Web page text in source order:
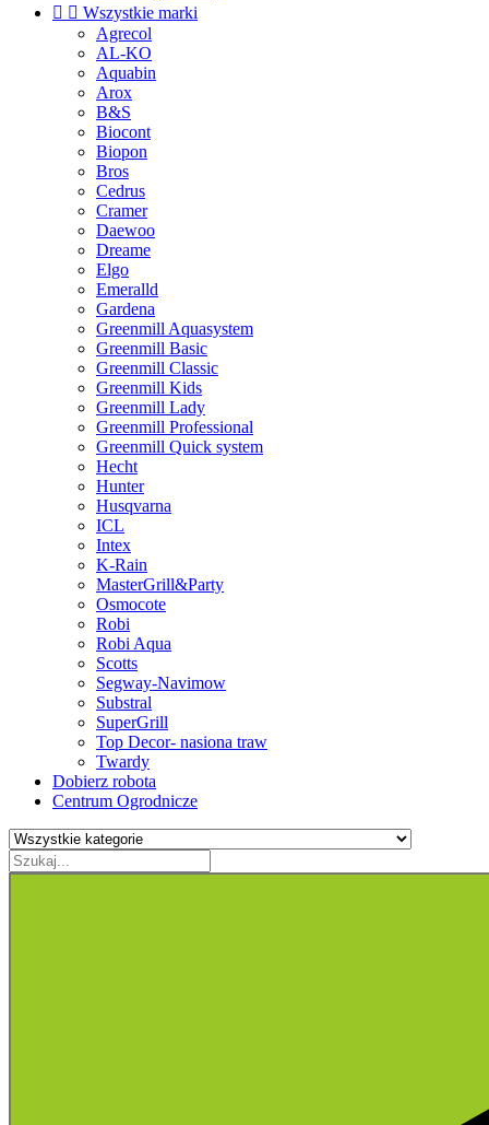
  Wszystkie marki
Agrecol
AL-KO
Aquabin
Arox
B&S
Biocont
Biopon
Bros
Cedrus
Cramer
Daewoo
Dreame
Elgo
Emeralld
Gardena
Greenmill Aquasystem
Greenmill Basic
Greenmill Classic
Greenmill Kids
Greenmill Lady
Greenmill Professional
Greenmill Quick system
Hecht
Hunter
Husqvarna
ICL
Intex
K-Rain
MasterGrill&Party
Osmocote
Robi
Robi Aqua
Scotts
Segway-Navimow
Substral
SuperGrill
Top Decor- nasiona traw
Twardy
Dobierz robota
Centrum Ogrodnicze